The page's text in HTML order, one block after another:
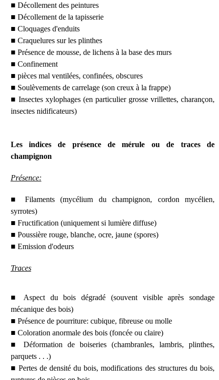
■ Décollement des peintures
■ Décollement de la tapisserie
■ Cloquages d'enduits
■ Craquelures sur les plinthes
■ Présence de mousse, de lichens à la base des murs
■ Confinement
■ pièces mal ventilées, confinées, obscures
■ Soulèvements de carrelage (son creux à la frappe)
■ Insectes xylophages (en particulier grosse vrillettes, charançon,
insectes nidificateurs)
Les indices de présence de mérule ou de traces de
champignon
Présence:
■ Filaments (mycélium du champignon, cordon mycélien,
syrrotes)
■ Fructification (uniquement si lumière diffuse)
■ Poussière rouge, blanche, ocre, jaune (spores)
■ Emission d'odeurs
Traces
■ Aspect du bois dégradé (souvent visible après sondage
mécanique des bois)
■ Présence de pourriture: cubique, fibreuse ou molle
■ Coloration anormale des bois (foncée ou claire)
■ Déformation de boiseries (chambranles, lambris, plinthes,
parquets . . .)
■ Pertes de densité du bois, modifications des structures du bois,